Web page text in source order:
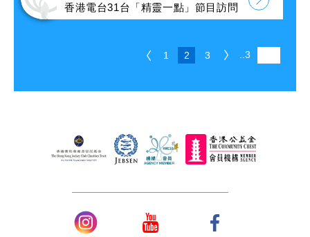
香港電台31台「精靈一點」節目訪問
1 2 3 ..3